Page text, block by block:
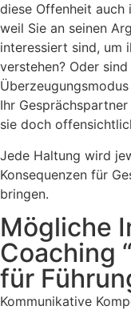
diese Offenheit auch
weil Sie an seinen
interessiert sind, um
verstehen? Oder
Ihr
sie doch
Jede Haltung wird
Konsequenzen für
bringen.
Mögliche
Coaching
für
Kommunikative